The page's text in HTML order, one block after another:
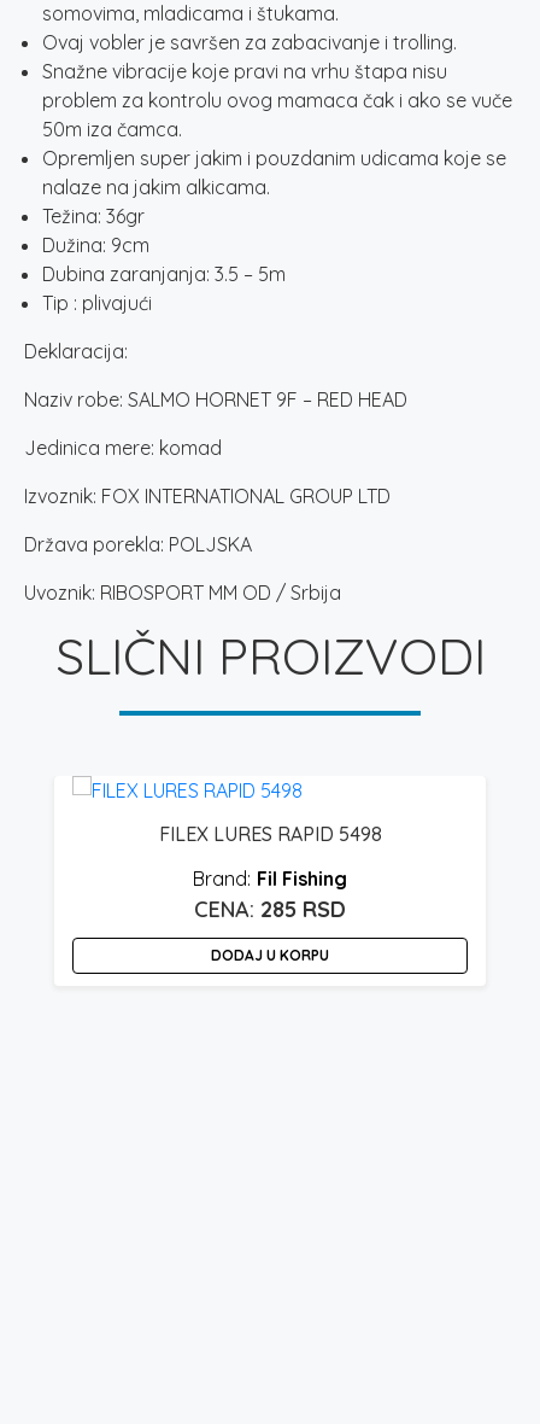
somovima, mladicama i štukama.
Ovaj vobler je savršen za zabacivanje i trolling.
Snažne vibracije koje pravi na vrhu štapa nisu
problem za kontrolu ovog mamaca čak i ako se vuče
50m iza čamca.
Opremljen super jakim i pouzdanim udicama koje se
nalaze na jakim alkicama.
Težina: 36gr
Dužina: 9cm
Dubina zaranjanja: 3.5 – 5m
Tip : plivajući
Deklaracija:
Naziv robe: SALMO HORNET 9F – RED HEAD
Jedinica mere: komad
Izvoznik: FOX INTERNATIONAL GROUP LTD
Država porekla: POLJSKA
Uvoznik: RIBOSPORT MM OD / Srbija
SLIČNI PROIZVODI
FILEX LURES RAPID 5498
Fil Fishing
285 RSD
DODAJ U KORPU